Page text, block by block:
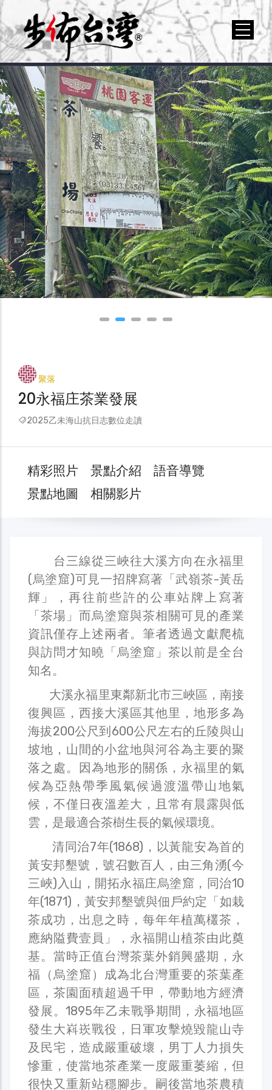
聚落
20永福庄茶業發展
2025乙未海山抗日志數位走讀
精彩照片 景點介紹
語音導覽
景點地圖
相關影片
台三線從三峽往大溪方向在永福里
(烏塗窟)可見一招牌寫著「武嶺茶-黃岳
輝」，再往前些許的公車站牌上寫著
「茶場」而烏塗窟與茶相關可見的產業
資訊僅存上述兩者。筆者透過文獻爬梳
與訪問才知曉「烏塗窟」茶以前是全台
知名。
大溪永福里東鄰新北市三峽區，南接
復興區，西接大溪區其他里，地形多為
海拔200公尺到600公尺左右的丘陵與山
坡地，山間的小盆地與河谷為主要的聚
落之處。因為地形的關係，永福里的氣
候為亞熱帶季風氣候過渡溫帶山地氣
候，不僅日夜溫差大，且常有晨露與低
雲，是最適合茶樹生長的氣候環境。
清同治7年(1868)，以黃龍安為首的
黃安邦墾號，號召數百人，由三角湧(今
三峽)入山，開拓永福庄烏塗窟，同治10
年(1871)，黃安邦墾號與佃戶約定「如栽
茶成功，出息之時，每年年植萬欉茶，
應納隘費壹員」，永福開山植茶由此奠
基。當時正值台灣茶葉外銷興盛期，永
福（烏塗窟）成為北台灣重要的茶葉產
區，茶園面積超過千甲，帶動地方經濟
發展。1895年乙未戰爭期間，永福地區
發生大嵙崁戰役，日軍攻擊燒毀龍山寺
及民宅，造成嚴重破壞，男丁人力損失
慘重，使當地茶產業一度嚴重萎縮，但
很快又重新站穩腳步。嗣後當地茶農積